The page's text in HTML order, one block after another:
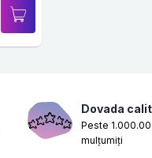
Dovada
Peste
mulțumiți